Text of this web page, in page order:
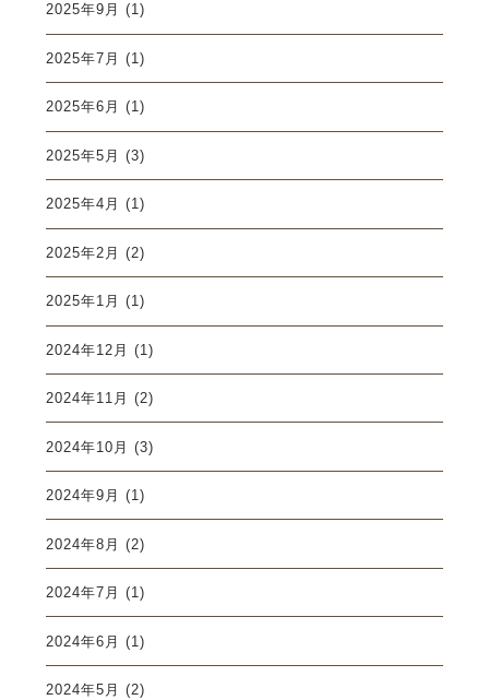
2025年9月 (1)
2025年7月 (1)
2025年6月 (1)
2025年5月 (3)
2025年4月 (1)
2025年2月 (2)
2025年1月 (1)
2024年12月 (1)
2024年11月 (2)
2024年10月 (3)
2024年9月 (1)
2024年8月 (2)
2024年7月 (1)
2024年6月 (1)
2024年5月 (2)